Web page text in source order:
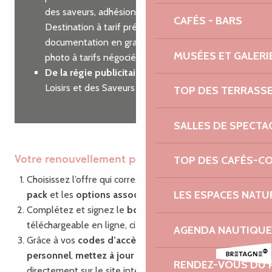
CAFÉS - BARS
MUSÉES ET
TOP DES
SALLES DE
TOP DES CAFÉS-
LES ESPACES
AGENDA NAUTIQUE
RENDEZ-VOUS DU
des saveurs, adhésion à Côtes d’Armor
Destination à tarif préférentiel, commande de
documentation en grande quantité, shooting
photo à tarifs négociés…
De la régie publicitaire
sur nos guides des
Loisirs et des Saveurs
Votre renouvellement pas à pas
Choisissez l’offre qui correspond à vos besoins : le
pack et les options associées
Complétez et signez le bon de commande,
téléchargeable en ligne, ci-dessous.
Grâce à vos codes d’accès
personnel, mettez à jour vos informations